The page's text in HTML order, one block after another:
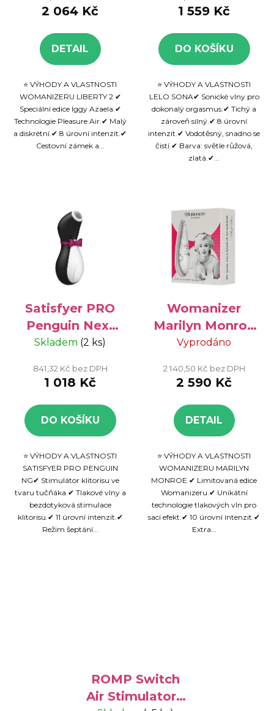
diskrétní
2 064 Kč
DETAIL
⭐ VÝHODY A VLASTNOSTI
WOMANIZERU LIBERTY 2 ✔
Speciální edice Iggy Azaela.✔
Technologie Pleasure Air.✔ Malý
a diskrétní.✔ 8 úrovní intenzit.✔
Cestovní zámek a...
1 559 Kč
DO KOŠÍKU
⭐ VÝHODY A VLASTNOSTI
LELO SONA✔ Sonické vlny pro
dokonalý orgasmus.✔ Tichý a
zároveň silný.✔ 8 úrovní
intenzit.✔ Vodotěsný, snadno se
čistí.✔ Barva: světle růžová,
zlatá.✔...
Satisfyer PRO
Penguin Next
Generation -
klitorisu
Skladem (2 ks)
841,32 Kč bez DPH
1 018 Kč
DO KOŠÍKU
⭐ VÝHODY A VLASTNOSTI
SATISFYER PRO PENGUIN
NG✔ Stimulátor klitorisu ve
tvaru tučňáka.✔ Tlakové vlny a
bezdotyková stimulace
klitorisu.✔ 11 úrovní intenzit.✔
Režim šeptání...
Womanizer
Marilyn Monroe
Special Edition -
edice, 10 úrovní
Vyprodáno
2 140,50 Kč bez DPH
2 590 Kč
DETAIL
⭐ VÝHODY A VLASTNOSTI
WOMANIZERU MARILYN
MONROE ✔ Limitovaná edice
Womanizeru.✔ Unikátní
technologie tlakových vln pro
sací efekt.✔ 10 úrovní intenzit.✔
Extra...
ROMP Switch
Air Stimulator -